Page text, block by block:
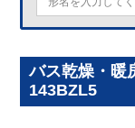
バス乾燥・暖
143BZL5